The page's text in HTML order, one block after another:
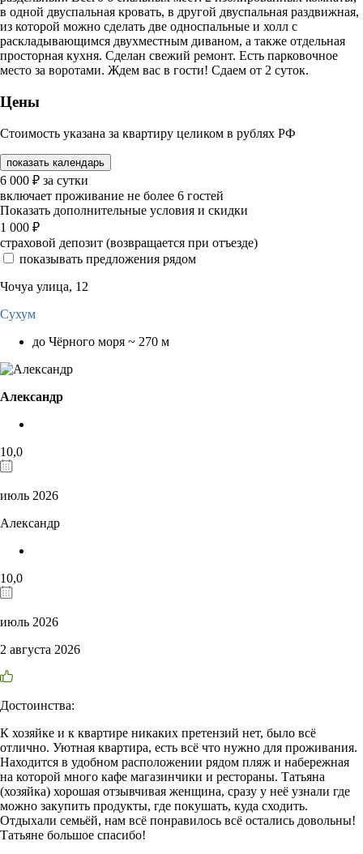
в одной двуспальная кровать, в другой двуспальная раздвижная,
из которой можно сделать две односпальные и холл с
раскладывающимся двухместным диваном, а также отдельная
просторная кухня. Сделан свежий ремонт. Есть парковочное
место за воротами. Ждем вас в гости! Сдаем от 2 суток.
Цены
Стоимость указана за квартиру целиком в рублях РФ
показать календарь
6 000 ₽ за сутки
включает проживание не более 6 гостей
Показать дополнительные условия и скидки
1 000 ₽
страховой депозит (возвращается при отъезде)
показывать предложения рядом
Чочуа улица, 12
Сухум
до Чёрного моря ~ 270 м
Александр
10,0
июль 2026
Александр
10,0
июль 2026
2 августа 2026
Достоинства:
К хозяйке и к квартире никаких претензий нет, было всё
отлично. Уютная квартира, есть всё что нужно для проживания.
Находится в удобном расположении рядом пляж и набережная
на которой много кафе магазинчики и рестораны. Татьяна
(хозяйка) хорошая отзывчивая женщина, сразу у неё узнали где
можно закупить продукты, где покушать, куда сходить.
Отдыхали семьёй, нам всё понравилось всё остались довольны!
Татьяне большое спасибо!